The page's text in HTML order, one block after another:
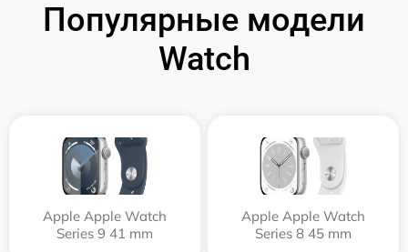
Популярные модели
Watch
Apple Apple Watch
Series 9 41 mm
Apple Apple Watch
Series 8 45 mm